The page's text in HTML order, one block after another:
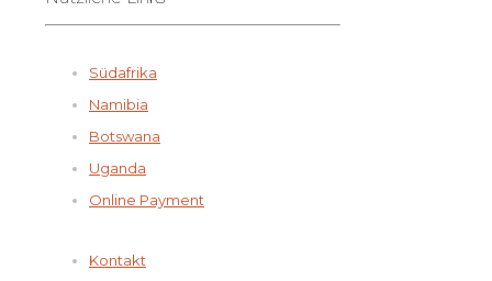
Südafrika
Namibia
Botswana
Uganda
Online Payment
Kontakt